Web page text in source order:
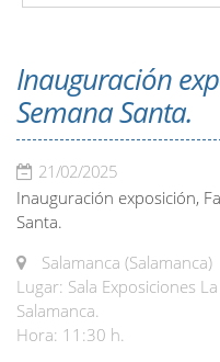
Inauguración
Semana Santa.
21/02/2025
Inauguración exposición,
Santa.
Salamanca (Salamanca)
Lugar: Sala Exposiciones La
Salamanca.
Hora: 11:30 h.